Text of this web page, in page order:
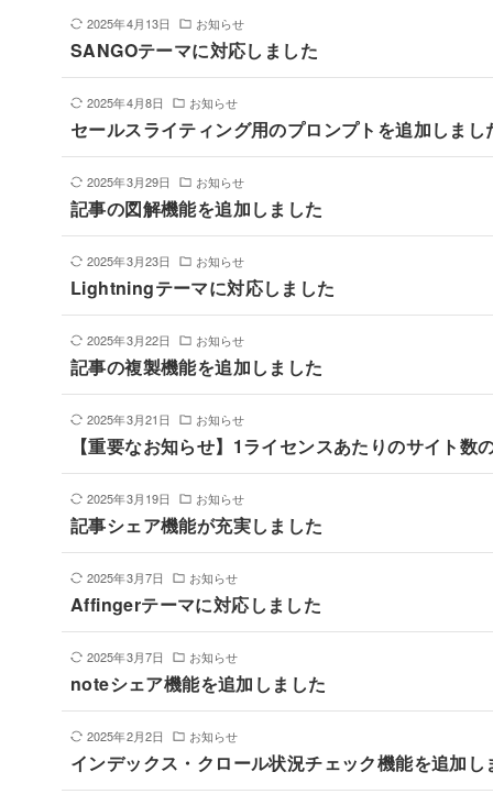
2025年4月13日 お知らせ
SANGOテーマに対応しました
2025年4月8日 お知らせ
セールスライティング用のプロンプトを追加しまし
2025年3月29日 お知らせ
記事の図解機能を追加しました
2025年3月23日 お知らせ
Lightningテーマに対応しました
2025年3月22日 お知らせ
記事の複製機能を追加しました
2025年3月21日 お知らせ
【重要なお知らせ】1ライセンスあたりのサイト数
2025年3月19日 お知らせ
記事シェア機能が充実しました
2025年3月7日 お知らせ
Affingerテーマに対応しました
2025年3月7日 お知らせ
noteシェア機能を追加しました
2025年2月2日 お知らせ
インデックス・クロール状況チェック機能を追加し